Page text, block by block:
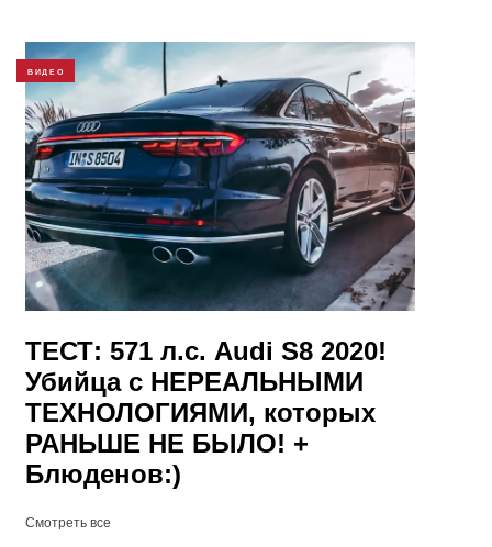
ВИДЕО
ТЕСТ: 571 л.с. Audi S8 2020!
Убийца c НЕРЕАЛЬНЫМИ
ТЕХНОЛОГИЯМИ, которых
РАНЬШЕ НЕ БЫЛО! +
Блюденов:)
Смотреть все